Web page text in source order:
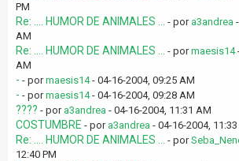
PM
Re: .... HUMOR DE ANIMALES ... - por a3andrea
AM
Re: .... HUMOR DE ANIMALES ... - pormaesis14
AM
- - pormaesis14- 04-16-2004, 09:25 AM
- - pormaesis14- 04-16-2004, 09:28 AM
???? - por a3andrea - 04-16-2004, 11:31 AM
COSTUMBRE - por a3andrea - 04-16-2004,
Re: .... HUMOR DE ANIMALES ... - por
12:40 PM